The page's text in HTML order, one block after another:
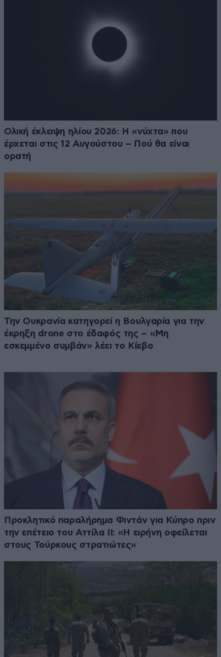
Ολική έκλειψη ηλίου 2026: Η «νύχτα» που
έρχεται στις 12 Αυγούστου – Πού θα είναι
ορατή
Την Ουκρανία κατηγορεί η Βουλγαρία για την
έκρηξη drone στο έδαφός της – «Μη
εσκεμμένο συμβάν» λέει το Κίεβο
Προκλητικό παραλήρημα Φιντάν για Κύπρο πριν
την επέτειο του Αττίλα ΙΙ: «Η ειρήνη οφείλεται
στους Τούρκους στρατιώτες»